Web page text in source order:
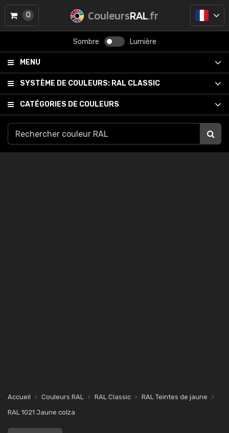
CouleursRAL.fr
Sombre Lumière
MENU
SYSTÈME DE COULEURS: RAL CLASSIC
CATÉGORIES DE COULEURS
0
Accueil Couleurs RAL RAL Classic
RAL Teintes de jaune
RAL 1021 Jaune colza